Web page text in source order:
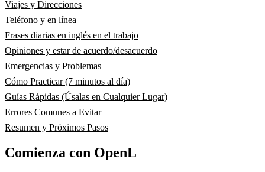
Viajes y Direcciones
Teléfono y en línea
Frases diarias en inglés en el trabajo
Opiniones y estar de acuerdo/desacuerdo
Emergencias y Problemas
Cómo Practicar (7 minutos al día)
Guías Rápidas (Úsalas en Cualquier Lugar)
Errores Comunes a Evitar
Resumen y Próximos Pasos
Comienza con OpenL